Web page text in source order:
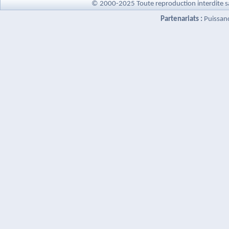
© 2000-2025 Toute reproduction interdite
Partenariats :